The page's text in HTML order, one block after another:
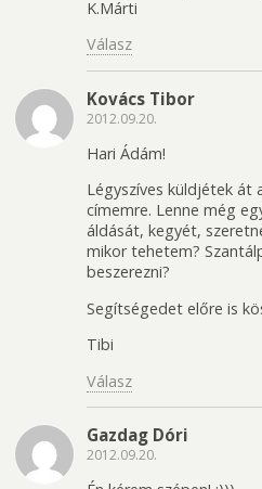
K.Márti
Válasz
Kovács Tibor
2012.09.20.
Hari Ádám!
Légyszíves küldjétek át
címemre. Lenne még
áldását, kegyét,
mikor tehetem?
beszerezni?
Segítségedet előre is
Tibi
Válasz
Gazdag Dóri
2012.09.20.